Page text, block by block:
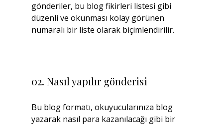
gönderiler, bu blog fikirleri listesi gibi
düzenli ve okunması kolay görünen
numaralı bir liste olarak biçimlendirilir.
02. Nasıl yapılır gönderisi
Bu blog formatı, okuyucularınıza blog
yazarak nasıl para kazanılacağı gibi bir